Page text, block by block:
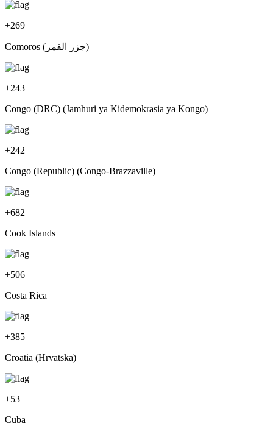
+269
Comoros (‫جزر القمر‬‎)
+243
Congo (DRC) (Jamhuri ya Kidemokrasia ya Kongo)
+242
Congo (Republic) (Congo-Brazzaville)
+682
Cook Islands
+506
Costa Rica
+385
Croatia (Hrvatska)
+53
Cuba